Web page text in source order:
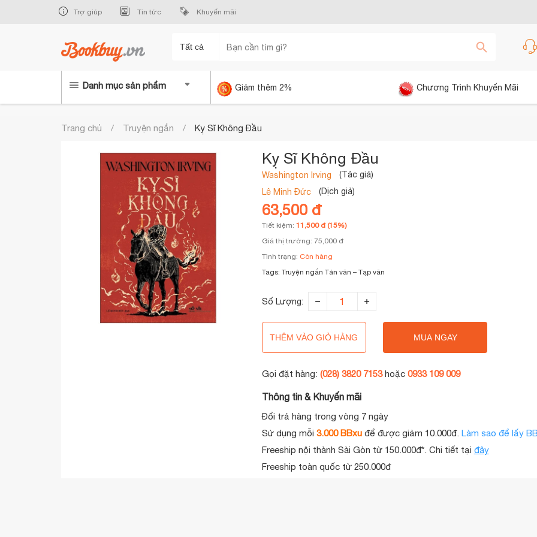
Trợ giúp Tin tức Khuyến mãi
Tất cả
Danh mục sản phẩm Giảm thêm 2% Chương Trình Khuyến Mãi
Trang chủ Truyện ngắn Kỵ Sĩ Không Đầu
Kỵ Sĩ Không Đầu
Washington Irving
(Tác giả)
Lê Minh Đức
(Dịch giả)
63,500 đ
Tiết kiệm: 11,500 đ (15%)
Giá thị trường: 75,000 đ
Tình trạng: Còn hàng
Tags: Truyện ngắn Tản văn – Tạp văn
Số Lượng:
THÊM VÀO GIỎ HÀNG MUA NGAY
Gọi đặt hàng: (028) 3820 7153hoặc 0933 109 009
Thông tin & Khuyến mãi
Đổi trả hàng trong vòng 7 ngày
Sử dụng mỗi 3.000 BBxu để được giảm 10.000đ. Làm sao để lấy
Freeship nội thành Sài Gòn từ 150.000đ*. Chi tiết tại đây
Freeship toàn quốc từ 250.000đ